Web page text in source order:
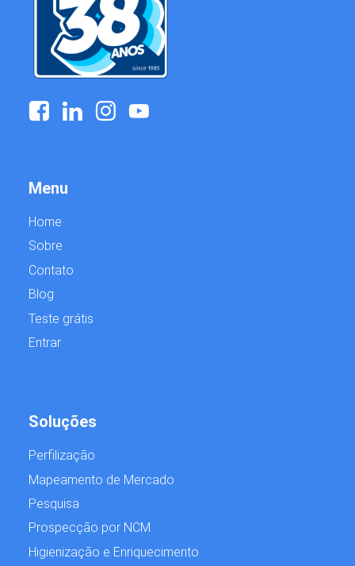
Menu
Home
Sobre
Contato
Blog
Teste grátis
Entrar
Soluções
Perfilização
Mapeamento de Mercado
Pesquisa
Prospecção por NCM
Higienização e Enriquecimento